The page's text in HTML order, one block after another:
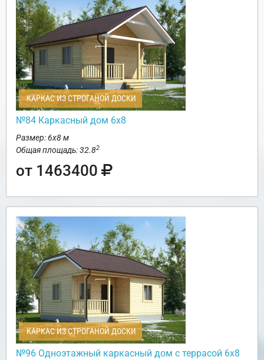
КАРКАС ИЗ СТРОГАНОЙ ДОСКИ
№84 Каркасный дом 6х8
Размер: 6х8 м
Общая площадь: 32.82
от 1463400
КАРКАС ИЗ СТРОГАНОЙ ДОСКИ
№96 Одноэтажный каркасный дом с террасой 6х8